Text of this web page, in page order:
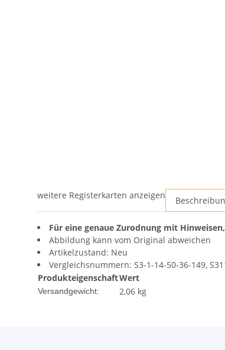
weitere Registerkarten anzeigen
Für eine genaue Zurodnung mit
Abbildung kann vom Original abweichen
Artikelzustand: Neu
Vergleichsnummern: S3-1-14-50-36-149,
ProdukteigenschaftWert
Versandgewicht: 2,06 kg